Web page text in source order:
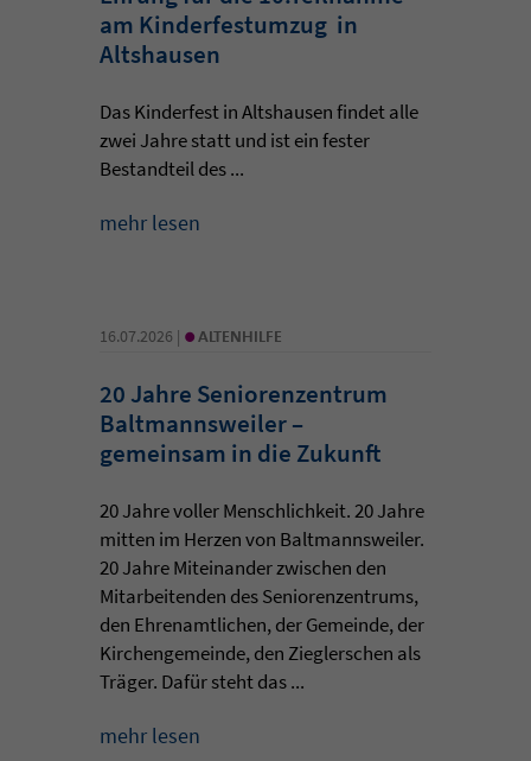
am Kinderfestumzug in
Altshausen
Das Kinderfest in Altshausen findet alle
zwei Jahre statt und ist ein fester
Bestandteil des ...
mehr lesen
16.07.2026 | • ALTENHILFE
20 Jahre Seniorenzentrum
Baltmannsweiler –
gemeinsam in die Zukunft
20 Jahre voller Menschlichkeit. 20 Jahre
mitten im Herzen von Baltmannsweiler.
20 Jahre Miteinander zwischen den
Mitarbeitenden des Seniorenzentrums,
den Ehrenamtlichen, der Gemeinde, der
Kirchengemeinde, den Zieglerschen als
Träger. Dafür steht das ...
mehr lesen